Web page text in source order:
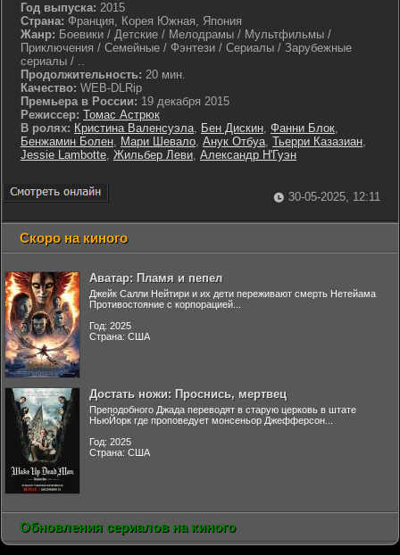
Год выпуска: 2015
Страна: Франция, Корея Южная, Япония
Жанр: Боевики / Детские / Мелодрамы / Мультфильмы /
Приключения / Семейные / Фэнтези / Сериалы / Зарубежные
сериалы / ..
Продолжительность: 20 мин.
Качество: WEB-DLRip
Премьера в России: 19 декабря 2015
Режиссер: Томас Астрюк
В ролях: Кристина Валенсуэла, Бен Дискин, Фанни Блок,
Бенжамин Болен, Мари Шевало, Анук Отбуа, Тьерри Казазиан,
Jessie Lambotte, Жильбер Леви, Александр Н'Гуэн
30-05-2025, 12:11
Скоро на киного
Аватар: Пламя и пепел
Джейк Салли Нейтири и их дети переживают смерть Нетейама
Противостояние с корпорацией...
Год: 2025
Страна: США
Достать ножи: Проснись, мертвец
Преподобного Джада переводят в старую церковь в штате
НьюЙорк где проповедует монсеньор Джефферсон...
Год: 2025
Страна: США
Обновления сериалов на киного